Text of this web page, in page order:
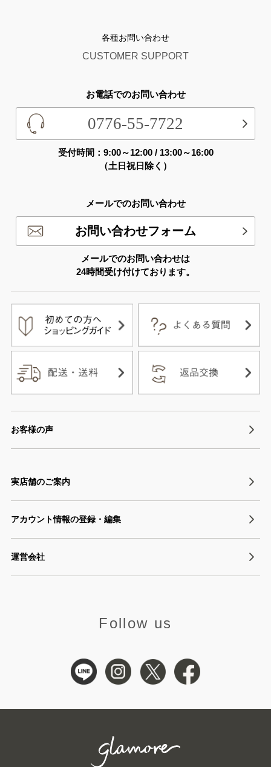
各種お問い合わせ
CUSTOMER SUPPORT
お電話でのお問い合わせ
0776-55-7722
受付時間：9:00～12:00 / 13:00～16:00
（土日祝日除く）
メールでのお問い合わせ
お問い合わせフォーム
メールでのお問い合わせは
24時間受け付けております。
お客様の声
実店舗のご案内
アカウント情報の登録・編集
運営会社
Follow us